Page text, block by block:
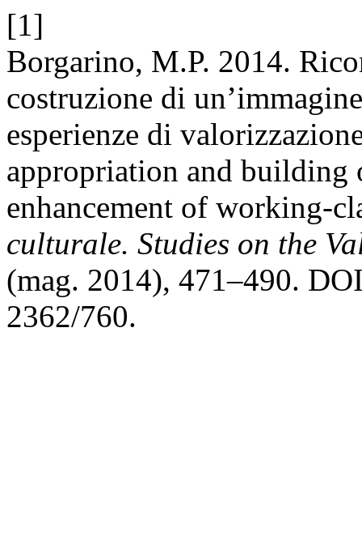
[1]
Borgarino, M.P. 2014.
costruzione di
esperienze di
appropriation and building
enhancement of working-
culturale. Studies on the
(mag. 2014), 471–490.
2362/760.